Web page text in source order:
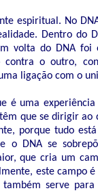
espiritual. No
Dentro do
volta do DNA foi
contra o outro,
ligação com o
é uma
que se dirigir ao
porque tudo
o DNA se
que cria um
este campo
serve